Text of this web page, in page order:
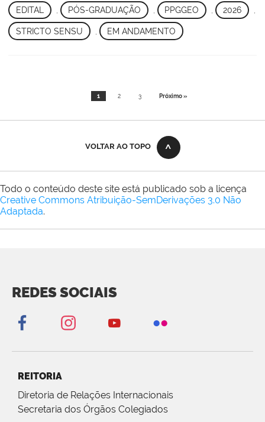
EDITAL PÓS-GRADUAÇÃO PPGGEO , 2026
STRICTO SENSU EM ANDAMENTO
1 2 3 Próximo »
VOLTAR AO TOPO
Todo o conteúdo deste site está publicado sob a licença
Creative Commons Atribuição-SemDerivações 3.0 Não
Adaptada.
REDES SOCIAIS
REITORIA
Diretoria de Relações Internacionais
Secretaria dos Órgãos Colegiados